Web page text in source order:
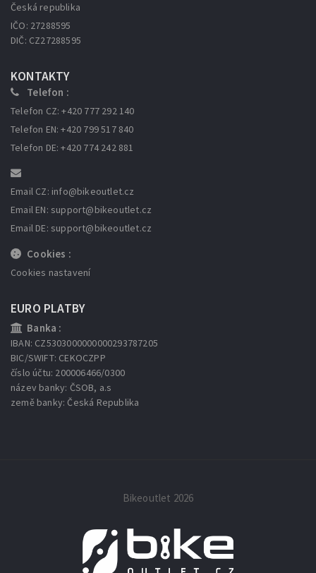
Česká republika
IČO: 27288595
DIČ: CZ27288595
KONTAKTY
Telefon :
Telefon CZ: +420 777 292 140
Telefon EN: +420 799 517 840
Telefon DE: +420 774 242 881
Email CZ: info@bikeoutlet.cz
Email EN: support@bikeoutlet.cz
Email DE: support@bikeoutlet.cz
Cookies :
Cookies nastavení
EURO PLATBY
Banka :
IBAN: CZ5303000000000293787205
BIC/SWIFT: CEKOCZPP
číslo účtu: 200006466/0300
název banky: ČSOB, a.s
země banky: Česká Republika
Bikeoutlet 2026